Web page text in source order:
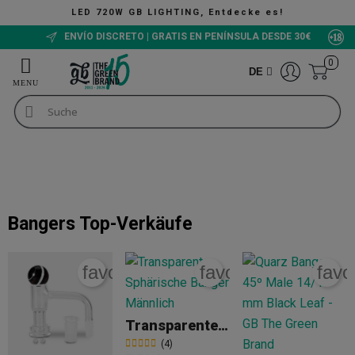
LED 720W GB LIGHTING, Entdecke es!
ENVÍO DISCRETO | GRATIS EN PENÍNSULA DESDE 30€
DE
0
Bangers Top-Verkäufe
favorite_border
Transparente Sphärische Banger Männlich
(4)
favorite_border